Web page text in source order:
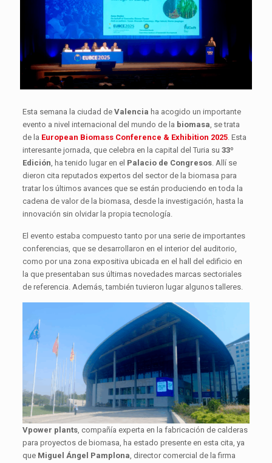
Esta semana la ciudad de Valencia ha acogido un importante
evento a nivel internacional del mundo de la biomasa , se trata
de la European Biomass Conference & Exhibition 2025. Esta
interesante jornada, que celebra en la capital del Turia su 33º
Edición , ha tenido lugar en el Palacio de Congresos. Allí se
dieron cita reputados expertos del sector de la biomasa para
tratar los últimos avances que se están produciendo en toda la
cadena de valor de la biomasa, desde la investigación, hasta la
innovación sin olvidar la propia tecnología.
El evento estaba compuesto tanto por una serie de importantes
conferencias, que se desarrollaron en el interior del auditorio,
como por una zona expositiva ubicada en el hall del edificio en
la que presentaban sus últimas novedades marcas sectoriales
de referencia. Además, también tuvieron lugar algunos talleres.
Vpower plants, compañía experta en la fabricación de calderas
para proyectos de biomasa, ha estado presente en esta cita, ya
que Miguel Ángel Pamplona, director comercial de la firma